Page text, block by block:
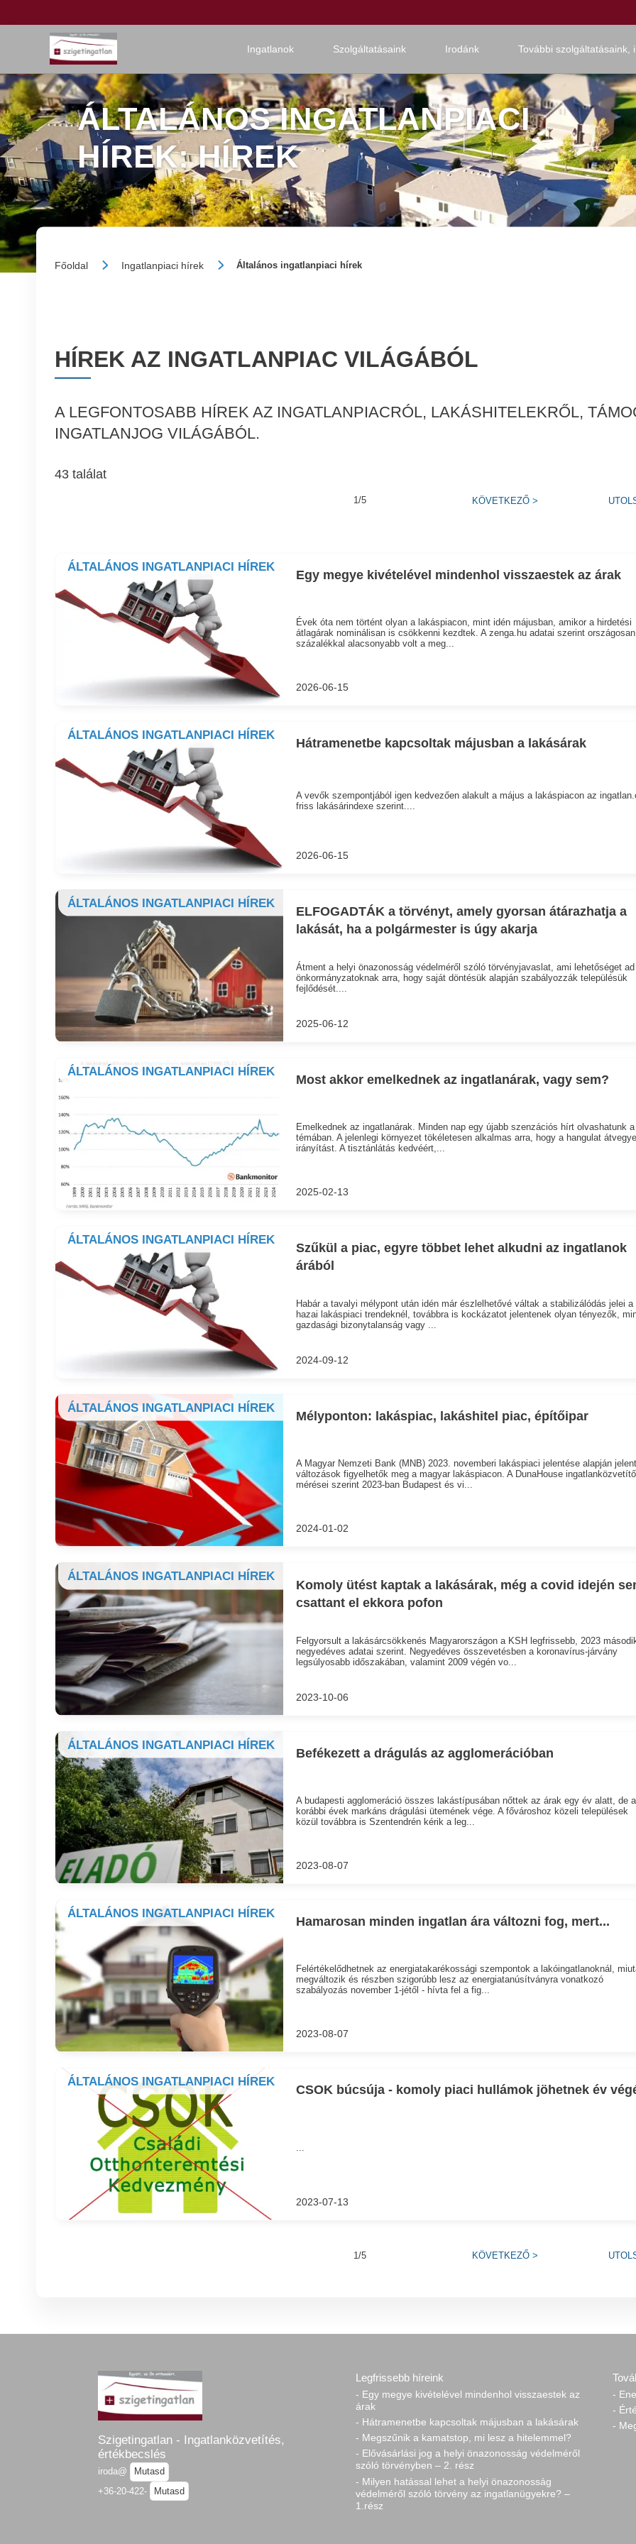
Ingatlanok Szolgáltatásaink Irodánk További szolgáltatásaink,
ÁLTALÁNOS INGATLANPIACI
HÍREK: HÍREK
Főoldal Ingatlanpiaci hírek Általános ingatlanpiaci hírek
HÍREK AZ INGATLANPIAC VILÁGÁBÓL
A LEGFONTOSABB HÍREK AZ INGATLANPIACRÓL, LAKÁSHITELEKRŐL,
INGATLANJOG VILÁGÁBÓL.
43 találat
1/5 KÖVETKEZŐ>
ÁLTALÁNOS INGATLANPIACI HÍREK
Egy megye kivételével mindenhol visszaestek az árak
Évek óta nem történt olyan a lakáspiacon, mint idén májusban, amikor a hirdetési
átlagárak nominálisan is csökkenni kezdtek. A zenga.hu adatai szerint
százalékkal alacsonyabb volt a meg...
2026-06-15
ÁLTALÁNOS INGATLANPIACI HÍREK
Hátramenetbe kapcsoltak májusban a lakásárak
A vevők szempontjából igen kedvezően alakult a május a lakáspiacon az
friss lakásárindexe szerint....
2026-06-15
ÁLTALÁNOS INGATLANPIACI HÍREK
ELFOGADTÁK a törvényt, amely gyorsan átárazhatja a
lakását, ha a polgármester is úgy akarja
Átment a helyi önazonosság védelméről szóló törvényjavaslat, ami lehetőséget
önkormányzatoknak arra, hogy saját döntésük alapján szabályozzák településük
fejlődését....
2025-06-12
ÁLTALÁNOS INGATLANPIACI HÍREK
Most akkor emelkednek az ingatlanárak, vagy sem?
Emelkednek az ingatlanárak. Minden nap egy újabb szenzációs hírt olvashatunk a
témában. A jelenlegi környezet tökéletesen alkalmas arra, hogy a hangulat
irányítást. A tisztánlátás kedvéért,...
2025-02-13
ÁLTALÁNOS INGATLANPIACI HÍREK
Szűkül a piac, egyre többet lehet alkudni az ingatlanok
árából
Habár a tavalyi mélypont után idén már észlelhetővé váltak a stabilizálódás jelei a
hazai lakáspiaci trendeknél, továbbra is kockázatot jelentenek olyan tényezők,
gazdasági bizonytalanság vagy ...
2024-09-12
ÁLTALÁNOS INGATLANPIACI HÍREK
Mélyponton: lakáspiac, lakáshitel piac, építőipar
A Magyar Nemzeti Bank (MNB) 2023. novemberi lakáspiaci jelentése alapján
változások figyelhetők meg a magyar lakáspiacon. A DunaHouse ingatlanközvetítő
mérései szerint 2023-ban Budapest és vi...
2024-01-02
ÁLTALÁNOS INGATLANPIACI HÍREK
Komoly ütést kaptak a lakásárak, még a covid idején
csattant el ekkora pofon
Felgyorsult a lakásárcsökkenés Magyarországon a KSH legfrissebb, 2023
negyedéves adatai szerint. Negyedéves összevetésben a koronavírus-járvány
legsúlyosabb időszakában, valamint 2009 végén vo...
2023-10-06
ÁLTALÁNOS INGATLANPIACI HÍREK
Befékezett a drágulás az agglomerációban
A budapesti agglomeráció összes lakástípusában nőttek az árak egy év alatt, de a
korábbi évek markáns drágulási ütemének vége. A fővároshoz közeli települések
közül továbbra is Szentendrén kérik a leg...
2023-08-07
ÁLTALÁNOS INGATLANPIACI HÍREK
Hamarosan minden ingatlan ára változni fog, mert...
Felértékelődhetnek az energiatakarékossági szempontok a lakóingatlanoknál,
megváltozik és részben szigorúbb lesz az energiatanúsítványra vonatkozó
szabályozás november 1-jétől - hívta fel a fig...
2023-08-07
ÁLTALÁNOS INGATLANPIACI HÍREK
CSOK búcsúja - komoly piaci hullámok jöhetnek év
2023-07-13
1/5 KÖVETKEZŐ>
Szigetingatlan - Ingatlanközvetítés,
értékbecslés
iroda@
Mutasd
+36-20-422-
Mutasd
Legfrissebb híreink
- Egy megye kivételével mindenhol visszaestek az
árak
- Hátramenetbe kapcsoltak májusban a lakásárak
- Megszűnik a kamatstop, mi lesz a hitelemmel?
- Elővásárlási jog a helyi önazonosság védelméről
szóló törvényben – 2. rész
- Milyen hatással lehet a helyi önazonosság
védelméről szóló törvény az ingatlanügyekre? –
1.rész
-
-
-